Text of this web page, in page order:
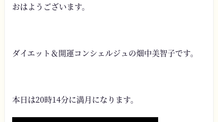
おはようございます。
ダイエット＆開運コンシェルジュの畑中美智子です。
本日は20時14分に満月になります。